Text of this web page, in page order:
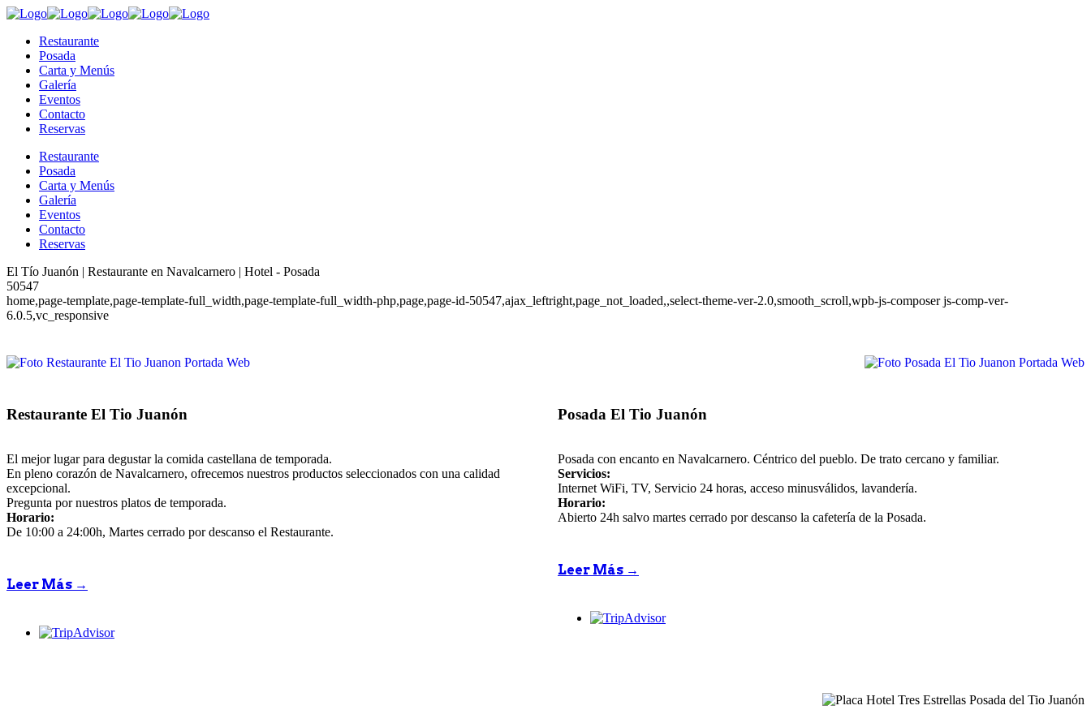
Restaurante
Posada
Carta y Menús
Galería
Eventos
Contacto
Reservas
Restaurante
Posada
Carta y Menús
Galería
Eventos
Contacto
Reservas
El Tío Juanón | Restaurante en Navalcarnero | Hotel - Posada
50547
home,page-template,page-template-full_width,page-template-full_width-php,page,page-id-50547,ajax_leftright,page_not_loaded,,select-theme-ver-2.0,smooth_scroll,wpb-js-composer js-comp-ver-
6.0.5,vc_responsive
Restaurante El Tio Juanón
El mejor lugar para degustar la comida castellana de temporada.
En pleno corazón de Navalcarnero, ofrecemos nuestros productos seleccionados con una calidad
excepcional.
Pregunta por nuestros platos de temporada.
Horario:
De 10:00 a 24:00h, Martes cerrado por descanso el Restaurante.
Leer Más →
Posada El Tio Juanón
Posada con encanto en Navalcarnero. Céntrico del pueblo. De trato cercano y familiar.
Servicios:
Internet WiFi, TV, Servicio 24 horas, acceso minusválidos, lavandería.
Horario:
Abierto 24h salvo martes cerrado por descanso la cafetería de la Posada.
Leer Más →